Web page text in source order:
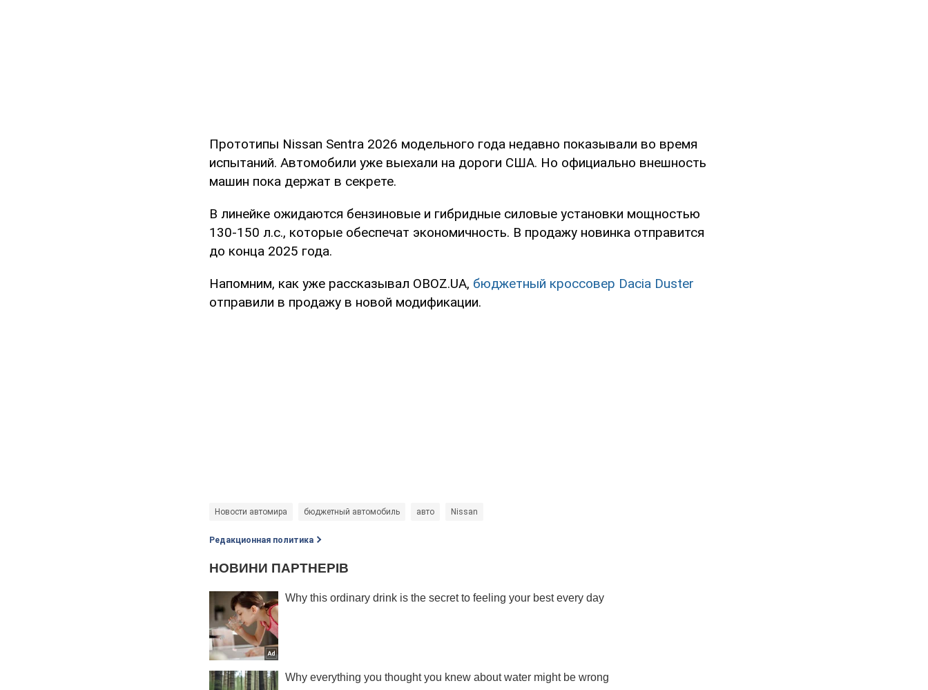
Прототипы Nissan Sentra 2026 модельного года недавно показывали во время
испытаний. Автомобили уже выехали на дороги США. Но официально внешность
машин пока держат в секрете.
В линейке ожидаются бензиновые и гибридные силовые установки мощностью
130-150 л.с., которые обеспечат экономичность. В продажу новинка отправится
до конца 2025 года.
Напомним, как уже рассказывал OBOZ.UA, бюджетный кроссовер Dacia Duster
отправили в продажу в новой модификации.
Новости автомира бюджетный автомобиль авто Nissan
Редакционная политика